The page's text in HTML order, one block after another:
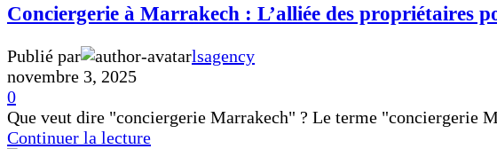
Conciergerie à Marrakech : L’alliée des propriétaires
Publié par
lsagency
novembre 3, 2025
0
Que veut dire "conciergerie Marrakech" ? Le terme "conciergerie
Continuer la lecture